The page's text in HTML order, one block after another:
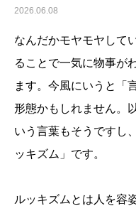
2026.06.08
なんだかモヤモヤして
ることで一気に物事が
ます。今風にいうと「
形態かもしれません。
いう言葉もそうですし
ッキズム」です。
ルッキズムとは人を容